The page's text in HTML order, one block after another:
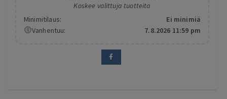
Koskee valittuja tuotteita
Minimitilaus:
Ei minimiä
Vanhentuu:
7.8.2026 11:59 pm